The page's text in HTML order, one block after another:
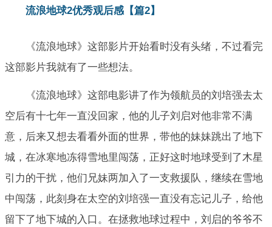
流浪地球2优秀观后感【篇2】
《流浪地球》这部影片开始看时没有头绪，不过看完
这部影片我就有了一些想法。
《流浪地球》这部电影讲了作为领航员的刘培强去太
空后有十七年一直没回家，他的儿子刘启对他非常不满
意，后来又想去看看外面的世界，带他的妹妹跳出了地下
城，在冰寒地冻得雪地里闯荡，正好这时地球受到了木星
引力的干扰，他们兄妹两加入了一支救援队，继续在雪地
中闯荡，此刻身在太空的刘培强一直没有忘记儿子，给他
留下了地下城的入口。在拯救地球过程中，刘启的爷爷不